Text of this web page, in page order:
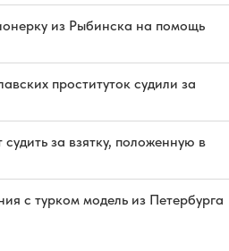
из Рыбинска на помощь
проституток судили за
за взятку, положенную в
с турком модель из Петербурга